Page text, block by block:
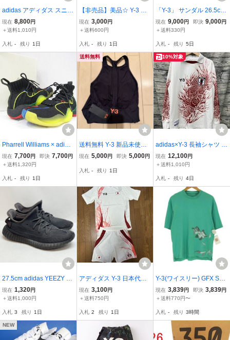
adidas アディダス スニー
カー YEEZY BOOST 350
V2 BLUE TINT 28cm
現在 8,800円
＋送料1,010円
入札 - 残り 1日
【非売品】美品☆ Y-3 ノ
ベルティ トートバッグ/ワ
イスリー/大容量/ヨウジヤ
ク
現在 3,000円
＋送料600円
入札 - 残り 1日
「Y-3」 サンダル 26.5cm
ブラック メンズ
現在 9,000円 即決 9,000円
＋送料330円
入札 - 残り 5日
Pharrell Williams × adida
s Crazy ファレル・ウィリ
アムス アディダス クレイ
箱付き 中古品◆131400
現在 7,700円 即決 7,700円
＋送料1,320円
入札 - 残り 1日
送料無料
送料無料 Y-3 新品未使用
スイムウェア 水着 xs ブ
現在 5,000円 即決 5,000円
入札 - 残り 1日
10%対象
adidas×Y-3 長袖シャツ 日
本代表 Sサイズ
現在 12,100円
＋送料1,010円
入札 - 残り 4日
27.5cm adidas YEEZY B
OOST 350 V2 FU9006 ア
ディダス イージーブース
5495 2100000444373 O
SK
現在 1,320円
＋送料1,000円
入札 3 残り 1日
アディダス Y-3 日本代表
アウェイ オーセンティッ
クユニフォーム 上下セッ
現在 3,100円
＋送料750円
入札 2 残り 1日
Y-3(ワイスリー) GFX SS
TEE 2 グラフィックTシャ
ツ ツー メンズ 2XS 中古
現在 3,839円 即決 3,839円
＋送料770円〜
入札 - 残り 3時間
NEW